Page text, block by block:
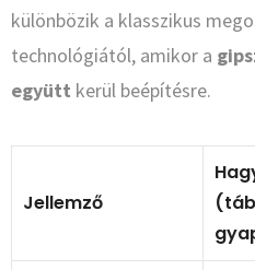
különbözik a klasszikus
technológiától, amikor a
együtt kerül beépítésre.
Jellemző